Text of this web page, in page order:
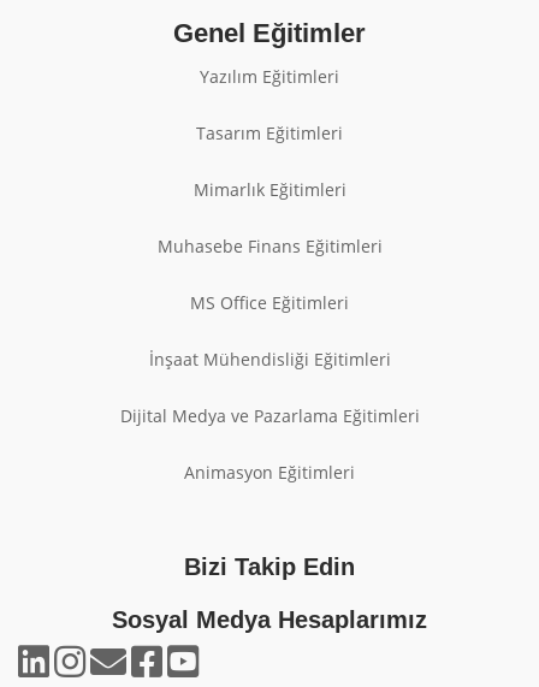
Genel Eğitimler
Yazılım Eğitimleri
Tasarım Eğitimleri
Mimarlık Eğitimleri
Muhasebe Finans Eğitimleri
MS Office Eğitimleri
İnşaat Mühendisliği Eğitimleri
Dijital Medya ve Pazarlama Eğitimleri
Animasyon Eğitimleri
Bizi Takip Edin
Sosyal Medya Hesaplarımız